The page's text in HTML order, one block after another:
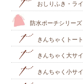
おしりふき・ラ
防水ポーチシリーズ
きんちゃくトー
きんちゃく大サ
きんちゃく小サ